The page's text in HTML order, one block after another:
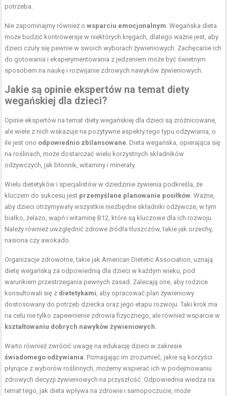
potrzeba.
Nie zapominajmy również owsparciu emocjonalnym. Wegańska dieta
może budzić kontrowersje w niektórych kręgach, dlatego ważne jest, aby
dzieci czuły się pewnie w swoich wyborach żywieniowych. Zachęcanie ich
do gotowania i eksperymentowania z jedzeniem może być świetnym
sposobem na naukę i rozwijanie zdrowych nawyków żywieniowych.
Jakie są opinie ekspertów na temat diety
wegańskiej dla dzieci?
Opinie ekspertów na temat diety wegańskiej dla dzieci są zróżnicowane,
ale wiele z nich wskazuje na pozytywne aspekty tego typu odżywiania, o
ile jest ono odpowiednio zbilansowane. Dieta wegańska, opierająca się
na roślinach, może dostarczać wielu korzystnych składników
odżywczych, jak błonnik, witaminy i minerały.
Wielu dietetyków i specjalistów w dziedzinie żywienia podkreśla, że
kluczem do sukcesu jest przemyślane planowanie posiłków. Ważne,
aby dzieci otrzymywały wszystkie niezbędne składniki odżywcze, w tym
białko, żelazo, wapń i witaminę B12, które są kluczowe dla ich rozwoju.
Należy również uwzględnić zdrowe źródła tłuszczów, takie jak orzechy,
nasiona czy awokado.
Organizacje zdrowotne, takie jak American Dietetic Association, uznają
dietę wegańską za odpowiednią dla dzieci w każdym wieku, pod
warunkiem przestrzegania pewnych zasad. Zalecają one, aby rodzice
konsultowali się z dietetykami, aby opracować plan żywieniowy
dostosowany do potrzeb dziecka oraz jego etapu rozwoju. Taki krok ma
na celu nie tylko zapewnienie zdrowia fizycznego, ale również wsparcie w
kształtowaniu dobrych nawyków żywieniowych.
Warto również zwrócić uwagę na edukację dzieci w zakresie
świadomego odżywiania. Pomagając im zrozumieć, jakie są korzyści
płynące z wyborów roślinnych, możemy wspierać ich w podejmowaniu
zdrowych decyzji żywieniowych na przyszłość. Odpowiednia wiedza na
temat tego, jak dieta wpływa na zdrowie i samopoczucie, może